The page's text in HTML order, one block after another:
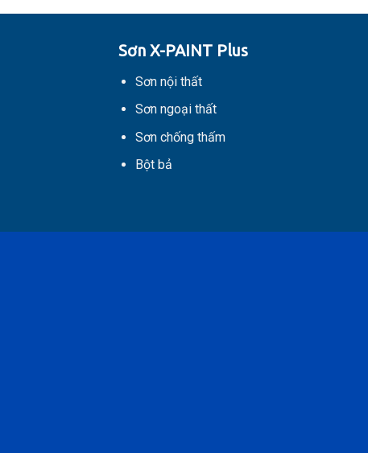
Sơn X-PAINT Plus
Sơn nội thất
Sơn ngoại thất
Sơn chống thấm
Bột bả